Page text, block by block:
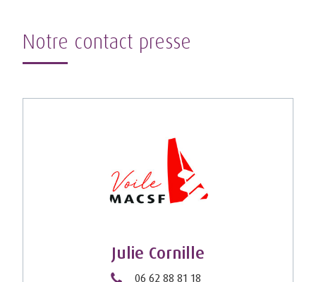
Notre contact presse
Julie Cornille
06 62 88 81 18